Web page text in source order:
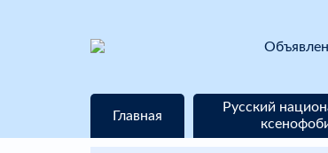
Главная
Русский